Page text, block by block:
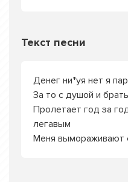
Текст песни
Денег ни*уя нет я
За то с душой и
Пролетает год за
легавым
Меня вымораживают